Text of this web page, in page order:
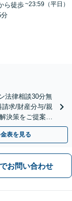
ら徒歩
分
~23:59（平日）
法律相談30分無
請求/財産分与/親
決策をご提案い
表を見る
お問い合わせ